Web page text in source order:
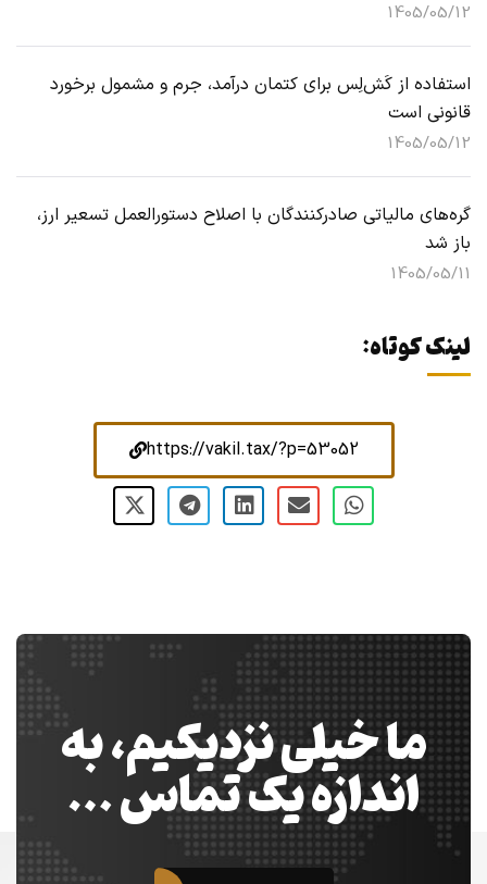
1405/05/12
استفاده از کَش‌لِس برای کتمان درآمد، جرم و مشمول برخورد
قانونی است
1405/05/12
گره‌های مالیاتی صادرکنندگان با اصلاح دستورالعمل تسعیر ارز،
باز شد
1405/05/11
لینک کوتاه:
https://vakil.tax/?p=53052
ما خیلی نزدیکیم، به
اندازه یک تماس …